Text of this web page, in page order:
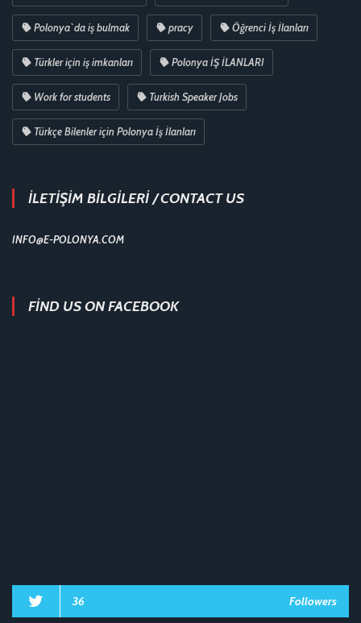
Polonya`da iş bulmak pracy Öğrenci İş İlanları
Türkler için iş imkanları Polonya İŞ İLANLARI
Work for students Turkish Speaker Jobs
Türkçe Bilenler için Polonya İş İlanları
İLETİŞİM BİLGİLERİ / CONTACT US
INFO@E-POLONYA.COM
FIND US ON FACEBOOK
36 Followers